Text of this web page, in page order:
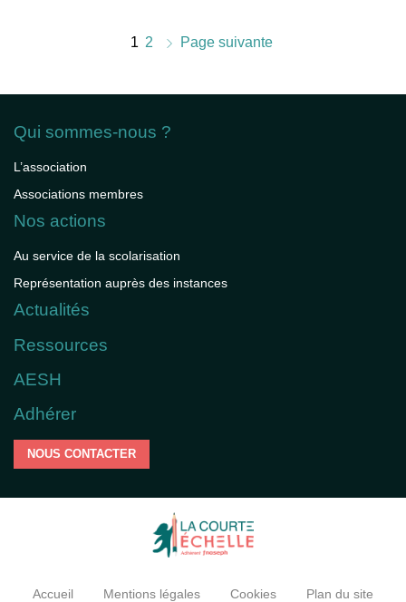
1 2 Page suivante
Qui sommes-nous ?
L’association
Associations membres
Nos actions
Au service de la scolarisation
Représentation auprès des instances
Actualités
Ressources
AESH
Adhérer
NOUS CONTACTER
Accueil Mentions légales Cookies Plan du site